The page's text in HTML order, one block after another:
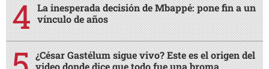
La inesperada decisión de Mbappé: pone fin a un
vínculo de años
¿César Gastélum sigue vivo? Este es el origen del
video donde dice que todo fue una broma